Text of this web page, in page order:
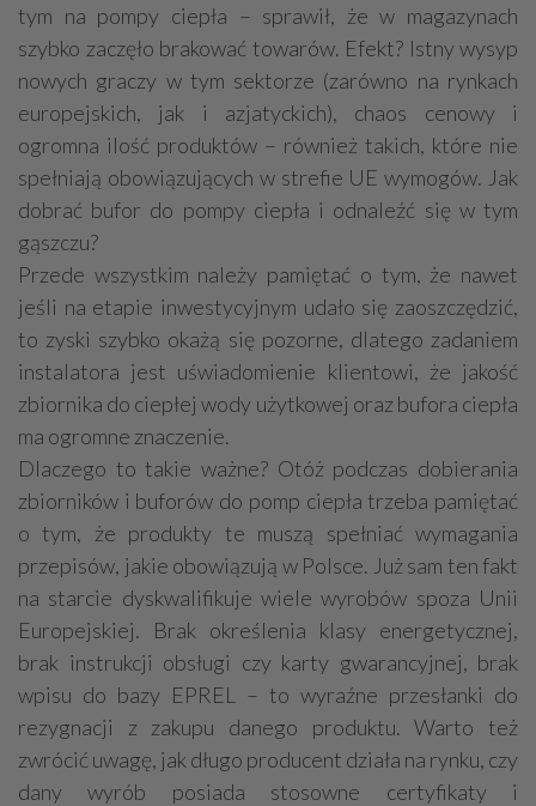
tym na pompy ciepła – sprawił, że w magazynach
szybko zaczęło brakować towarów. Efekt? Istny wysyp
nowych graczy w tym sektorze (zarówno na rynkach
europejskich, jak i azjatyckich), chaos cenowy i
ogromna ilość produktów – również takich, które nie
spełniają obowiązujących w strefie UE wymogów. Jak
dobrać bufor do pompy ciepła i odnaleźć się w tym
gąszczu?
Przede wszystkim należy pamiętać o tym, że nawet
jeśli na etapie inwestycyjnym udało się zaoszczędzić,
to zyski szybko okażą się pozorne, dlatego zadaniem
instalatora jest uświadomienie klientowi, że jakość
zbiornika do ciepłej wody użytkowej oraz bufora ciepła
ma ogromne znaczenie.
Dlaczego to takie ważne? Otóż podczas dobierania
zbiorników i buforów do pomp ciepła trzeba pamiętać
o tym, że produkty te muszą spełniać wymagania
przepisów, jakie obowiązują w Polsce. Już sam ten fakt
na starcie dyskwalifikuje wiele wyrobów spoza Unii
Europejskiej. Brak określenia klasy energetycznej,
brak instrukcji obsługi czy karty gwarancyjnej, brak
wpisu do bazy EPREL – to wyraźne przesłanki do
rezygnacji z zakupu danego produktu. Warto też
zwrócić uwagę, jak długo producent działa na rynku, czy
dany wyrób posiada stosowne certyfikaty i